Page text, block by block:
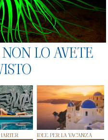
LO AVETE
IDEE PER LA VACANZA